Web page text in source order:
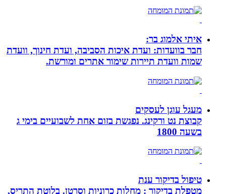
איתי אלמוג בר:
חבר בוועדות: ועדת איכות הסביבה, ועדת חינוך, וועדת
שמות וועדת תיירות שימור אתרים ומורשת.
מעגל עוגן לעסקים
קבוצת נט ורקינג. נפגשת בזום אחת לשבועיים בימי ג
בשעה 1800
טיפול בדיקור ענת
מטפלת בדיקור : מחלות כרוניות וסרטן. בלוטת התריס,